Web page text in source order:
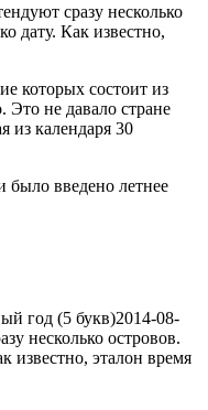
сразу несколько
дату. Как известно,
которых состоит из
не давало стране
из календаря 30
было введено летнее
год (5 букв)2014-08-
несколько островов.
известно, эталон время